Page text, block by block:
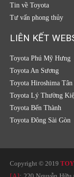
Tin về Toyota
Tư vấn phong thủy
LIÊN KẾT
Toyota Phú Mỹ Hưng
Toyota An Sương
Toyota Hiroshima Tân
Toyota Lý Thường
Toyota Bến Thành
Toyota Đông Sài Gòn
Copyright © 2019